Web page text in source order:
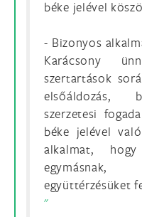
béke jelével
- Bizonyos
Karácsony
szertartások
elsőáldozás,
szerzetesi
béke jelével
alkalmat,
egymásnak,
együttérzésüket